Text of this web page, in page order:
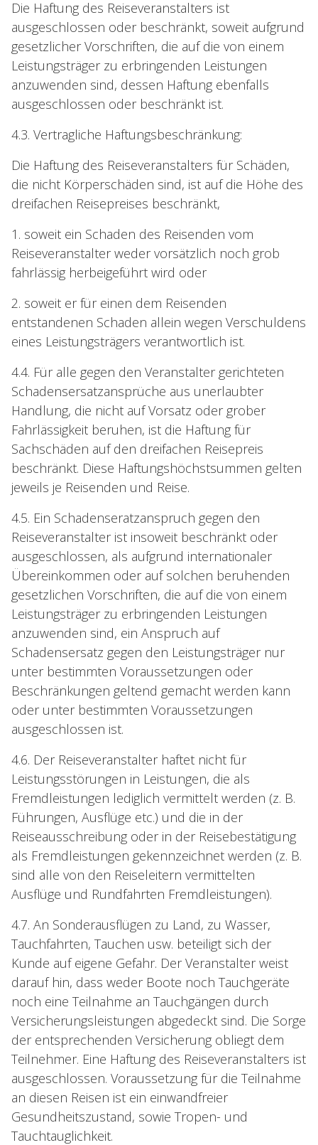
Die Haftung des Reiseveranstalters ist
ausgeschlossen oder beschränkt, soweit aufgrund
gesetzlicher Vorschriften, die auf die von einem
Leistungsträger zu erbringenden Leistungen
anzuwenden sind, dessen Haftung ebenfalls
ausgeschlossen oder beschränkt ist.
4.3. Vertragliche Haftungsbeschränkung:
Die Haftung des Reiseveranstalters für Schäden,
die nicht Körperschäden sind, ist auf die Höhe des
dreifachen Reisepreises beschränkt,
1. soweit ein Schaden des Reisenden vom
Reiseveranstalter weder vorsätzlich noch grob
fahrlässig herbeigeführt wird oder
2. soweit er für einen dem Reisenden
entstandenen Schaden allein wegen Verschuldens
eines Leistungsträgers verantwortlich ist.
4.4. Für alle gegen den Veranstalter gerichteten
Schadensersatzansprüche aus unerlaubter
Handlung, die nicht auf Vorsatz oder grober
Fahrlässigkeit beruhen, ist die Haftung für
Sachschäden auf den dreifachen Reisepreis
beschränkt. Diese Haftungshöchstsummen gelten
jeweils je Reisenden und Reise.
4.5. Ein Schadenseratzanspruch gegen den
Reiseveranstalter ist insoweit beschränkt oder
ausgeschlossen, als aufgrund internationaler
Übereinkommen oder auf solchen beruhenden
gesetzlichen Vorschriften, die auf die von einem
Leistungsträger zu erbringenden Leistungen
anzuwenden sind, ein Anspruch auf
Schadensersatz gegen den Leistungsträger nur
unter bestimmten Voraussetzungen oder
Beschränkungen geltend gemacht werden kann
oder unter bestimmten Voraussetzungen
ausgeschlossen ist.
4.6. Der Reiseveranstalter haftet nicht für
Leistungsstörungen in Leistungen, die als
Fremdleistungen lediglich vermittelt werden (z. B.
Führungen, Ausflüge etc.) und die in der
Reiseausschreibung oder in der Reisebestätigung
als Fremdleistungen gekennzeichnet werden (z. B.
sind alle von den Reiseleitern vermittelten
Ausflüge und Rundfahrten Fremdleistungen).
4.7. An Sonderausflügen zu Land, zu Wasser,
Tauchfahrten, Tauchen usw. beteiligt sich der
Kunde auf eigene Gefahr. Der Veranstalter weist
darauf hin, dass weder Boote noch Tauchgeräte
noch eine Teilnahme an Tauchgängen durch
Versicherungsleistungen abgedeckt sind. Die Sorge
der entsprechenden Versicherung obliegt dem
Teilnehmer. Eine Haftung des Reiseveranstalters ist
ausgeschlossen. Voraussetzung für die Teilnahme
an diesen Reisen ist ein einwandfreier
Gesundheitszustand, sowie Tropen- und
Tauchtauglichkeit.